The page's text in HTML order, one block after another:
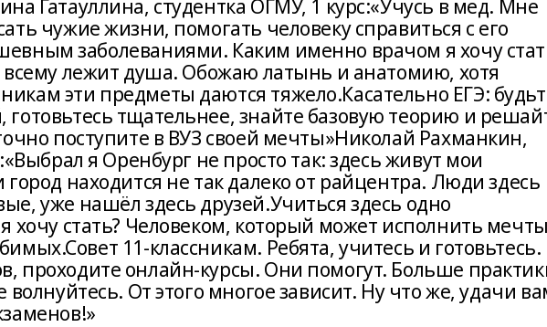
Гатауллина, студентка ОГМУ, 1 курс:«Учусь в мед. Мне
чужие жизни, помогать человеку справиться с его
заболеваниями. Каким именно врачом я хочу
лежит душа. Обожаю латынь и анатомию, хотя
эти предметы даются тяжело.Касательно ЕГЭ:
готовьтесь тщательнее, знайте базовую теорию и
поступите в ВУЗ своей мечты»Николай Рахманкин,
я Оренбург не просто так: здесь живут мои
город находится не так далеко от райцентра. Люди здесь
уже нашёл здесь друзей.Учиться здесь одно
хочу стать? Человеком, который может исполнить
11-классникам. Ребята, учитесь и готовьтесь.
проходите онлайн-курсы. Они помогут. Больше
волнуйтесь. От этого многое зависит. Ну что же, удачи